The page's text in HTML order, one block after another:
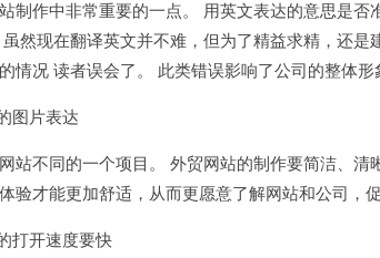
制作中非常重要的一点。 用英文表达的意思是
然现在翻译英文并不难，但为了精益求精，还
情况 读者误会了。 此类错误影响了公司的整体形
图片表达
站不同的一个项目。 外贸网站的制作要简洁、
验才能更加舒适，从而更愿意了解网站和公司，促
打开速度要快